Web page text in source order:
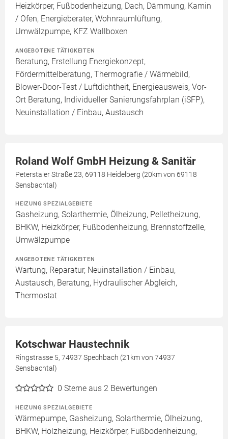
Heizkörper, Fußbodenheizung, Dach, Dämmung, Kamin
/ Ofen, Energieberater, Wohnraumlüftung,
Umwälzpumpe, KFZ Wallboxen
ANGEBOTENE TÄTIGKEITEN
Beratung, Erstellung Energiekonzept,
Fördermittelberatung, Thermografie / Wärmebild,
Blower-Door-Test / Luftdichtheit, Energieausweis, Vor-
Ort Beratung, Individueller Sanierungsfahrplan (iSFP),
Neuinstallation / Einbau, Austausch
Roland Wolf GmbH Heizung & Sanitär
Peterstaler Straße 23, 69118 Heidelberg (20km von 69118
Sensbachtal)
HEIZUNG SPEZIALGEBIETE
Gasheizung, Solarthermie, Ölheizung, Pelletheizung,
BHKW, Heizkörper, Fußbodenheizung, Brennstoffzelle,
Umwälzpumpe
ANGEBOTENE TÄTIGKEITEN
Wartung, Reparatur, Neuinstallation / Einbau,
Austausch, Beratung, Hydraulischer Abgleich,
Thermostat
Kotschwar Haustechnik
Ringstrasse 5, 74937 Spechbach (21km von 74937
Sensbachtal)
0 Sterne aus 2 Bewertungen
HEIZUNG SPEZIALGEBIETE
Wärmepumpe, Gasheizung, Solarthermie, Ölheizung,
BHKW, Holzheizung, Heizkörper, Fußbodenheizung,